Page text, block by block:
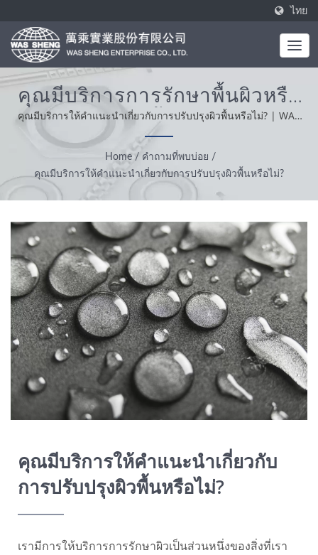
ไทย
คุณมีบริการการรักษาพื้นผิวหรือ
ไม่? | การผลิตชิ้นส่วนโลหะและ
การอัดอลูมิเนียม | WAS SHENG
คุณมีบริการให้คำแนะนำเกี่ยวกับการปรับปรุงผิวพื้นหรือไม่? | WAS
SHENG ก่อตั้งขึ้นในปี 1985 โดยเป็นผู้ผลิตแบบครบวงจร ค่านิยมหลัก
ของเราคือความเชี่ยวชาญ ความสะดวกสบายและการแก้ปัญหา จาก
การสนับสนุนลูกค้าของเราทั่วโลก เราดำเนินธุรกิจด้วยความซื่อสัตย์
มีทัศนคติที่เหมาะสมและเป็นที่เชื่อถือให้บริการและผลิตภัณฑ์ที่ดีที่สุด
Home / คำถามที่พบบ่อย /
คุณมีบริการให้คำแนะนำเกี่ยวกับการปรับปรุงผิวพื้นหรือไม่?
คุณมีบริการให้คำแนะนำเกี่ยวกับ
การปรับปรุงผิวพื้นหรือไม่?
เรามีการให้บริการการรักษาผิวเป็นส่วนหนึ่งของสิ่งที่เรา